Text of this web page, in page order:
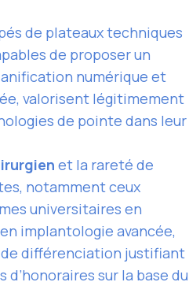
de plateaux techniques
de proposer un
numérique et
valorisent légitimement
de pointe dans leur
et la rareté de
notamment ceux
universitaires en
implantologie avancée,
différenciation justifiant
d’honoraires sur la base du